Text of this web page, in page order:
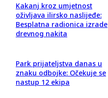
Kakanj kroz umjetnost
oživljava ilirsko naslijeđe:
Besplatna radionica izrade
drevnog nakita
Park prijateljstva danas u
znaku odbojke: Očekuje se
nastup 12 ekipa